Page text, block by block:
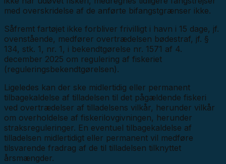
med overskridelse af de anførte bifangstgrænser ikke.
Såfremt fartøjet ikke forbliver frivilligt i havn i 15 dage, jf.
ovenstående, medfører overtrædelsen bødestraf, jf. §
134, stk. 1, nr. 1, i bekendtgørelse nr. 1571 af 4.
december 2025 om regulering af fiskeriet
(reguleringsbekendtgørelsen).
Ligeledes kan der ske midlertidig eller permanent
tilbagekaldelse af tilladelsen til det pågældende fiskeri
ved overtrædelser af tilladelsens vilkår, herunder vilkår
om overholdelse af fiskerilovgivningen, herunder
straksreguleringer. En eventuel tilbagekaldelse af
tilladelsen midlertidigt eller permanent vil medføre
tilsvarende fradrag af de til tilladelsen tilknyttet
årsmængder.